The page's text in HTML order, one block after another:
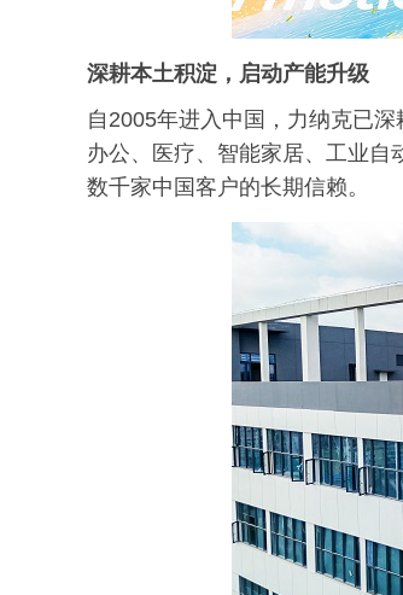
深耕本土积淀，启动产能升级
自2005年进入中国，力纳克已
办公、医疗、智能家居、工业自
数千家中国客户的长期信赖。